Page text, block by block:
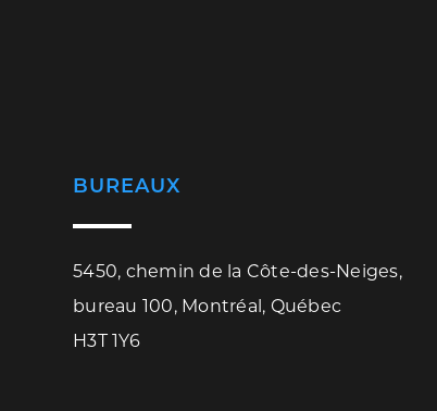
BUREAUX
5450, chemin de la Côte-des-Neiges,
bureau 100, Montréal, Québec
H3T 1Y6